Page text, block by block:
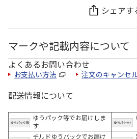
シェアす
マークや記載内容について
よくあるお問い合わせ
お支払い方法 注文のキャンセ
配送情報について
ゆうパック等でお届けしま
す
チルドゆうパックでお届け